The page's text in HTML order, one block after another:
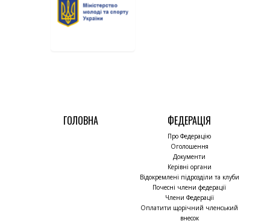
ГОЛОВНА ФЕДЕРАЦІЯ
Про Федерацію
Оголошення
Документи
Керівні органи
Відокремлені підрозділи та клуби
Почесні члени федерації
Члени Федерації
Оплатити щорічний членський
внесок